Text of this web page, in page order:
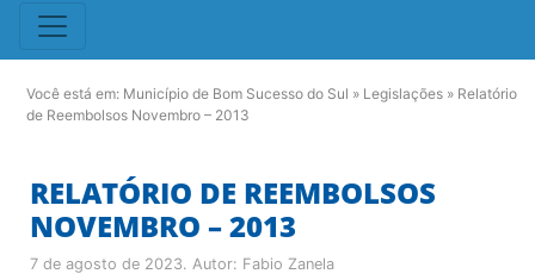
Você está em: Município de Bom Sucesso do Sul » Legislações » Relatório
de Reembolsos Novembro – 2013
RELATÓRIO DE REEMBOLSOS
NOVEMBRO – 2013
7 de agosto de 2023. Autor: Fabio Zanela